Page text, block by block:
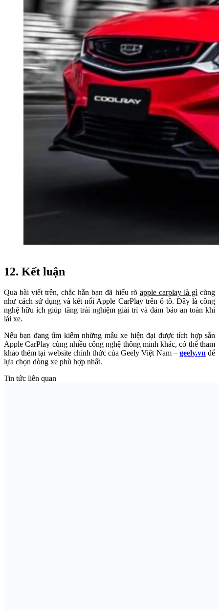
12. Kết luận
Qua bài viết trên, chắc hẳn bạn đã hiểu rõ apple carplay là gìcũng
như cách sử dụng và kết nối Apple CarPlay trên ô tô. Đây là công
nghệ hữu ích giúp tăng trải nghiệm giải trí và đảm bảo an toàn khi
lái xe.
Nếu bạn đang tìm kiếm những mẫu xe hiện đại được tích hợp sẵn
Apple CarPlay cùng nhiều công nghệ thông minh khác, có thể tham
khảo thêm tại website chính thức của Geely Việt Nam – geely.vn để
lựa chọn dòng xe phù hợp nhất.
Tin tức liên quan